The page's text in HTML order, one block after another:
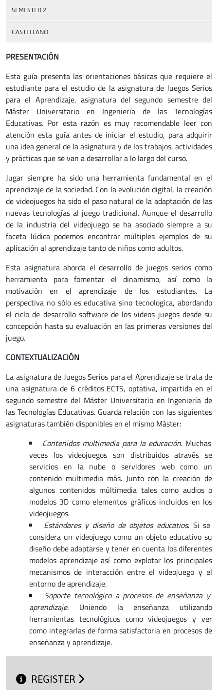
SEMESTER 2
CASTELLANO
PRESENTACIÓN
Esta guía presenta las orientaciones básicas que requiere el
estudiante para el estudio de la asignatura de Juegos Serios
para el Aprendizaje, asignatura del segundo semestre del
Máster Universitario en Ingeniería de las Tecnologías
Educativas. Por esta razón es muy recomendable leer con
atención esta guía antes de iniciar el estudio, para adquirir
una idea general de la asignatura y de los trabajos, actividades
y prácticas que se van a desarrollar a lo largo del curso.
Jugar siempre ha sido una herramienta fundamental en el
aprendizaje de la sociedad. Con la evolución digital, la creación
de videojuegos ha sido el paso natural de la adaptación de las
nuevas tecnologías al juego tradicional. Aunque el desarrollo
de la industria del videojuego se ha asociado siempre a su
faceta lúdica podemos encontrar múltiples ejemplos de su
aplicación al aprendizaje tanto de niños como adultos.
Esta asignatura aborda el desarrollo de juegos serios como
herramienta para fomentar el dinamismo, así como la
motivación en el aprendizaje de los estudiantes. La
perspectiva no sólo es educativa sino tecnologica, abordando
el ciclo de desarrollo software de los videos juegos desde su
concepción hasta su evaluación en las primeras versiones del
juego.
CONTEXTUALIZACIÓN
La asignatura de Juegos Serios para el Aprendizaje se trata de
una asignatura de 6 créditos ECTS, optativa, impartida en el
segundo semestre del Máster Universitario en Ingeniería de
las Tecnologías Educativas. Guarda relación con las siguientes
asignaturas también disponibles en el mismo Máster:
Contenidos multimedia para la educación. Muchas
veces los videojuegos son distribuidos através se
servicios en la nube o servidores web como un
contenido multimedia más. Junto con la creación de
algunos contenidos múltimedia tales como audios o
modelos 3D como elementos gráficos incluidos en los
videojuegos.
Estándares y diseño de objetos educatios. Si se
considera un videojuego como un objeto educativo su
diseño debe adaptarse y tener en cuenta los diferentes
modelos aprendizaje así como explotar los principales
mecanismos de interacción entre el videojuego y el
entorno de aprendizaje.
Soporte tecnológico a procesos de enseñanza y
aprendizaje. Uniendo la enseñanza utilizando
herramientas tecnológicos como videojuegos y ver
como integrarlas de forma satisfactoria en procesos de
enseñanza y aprendizaje.
REGISTER